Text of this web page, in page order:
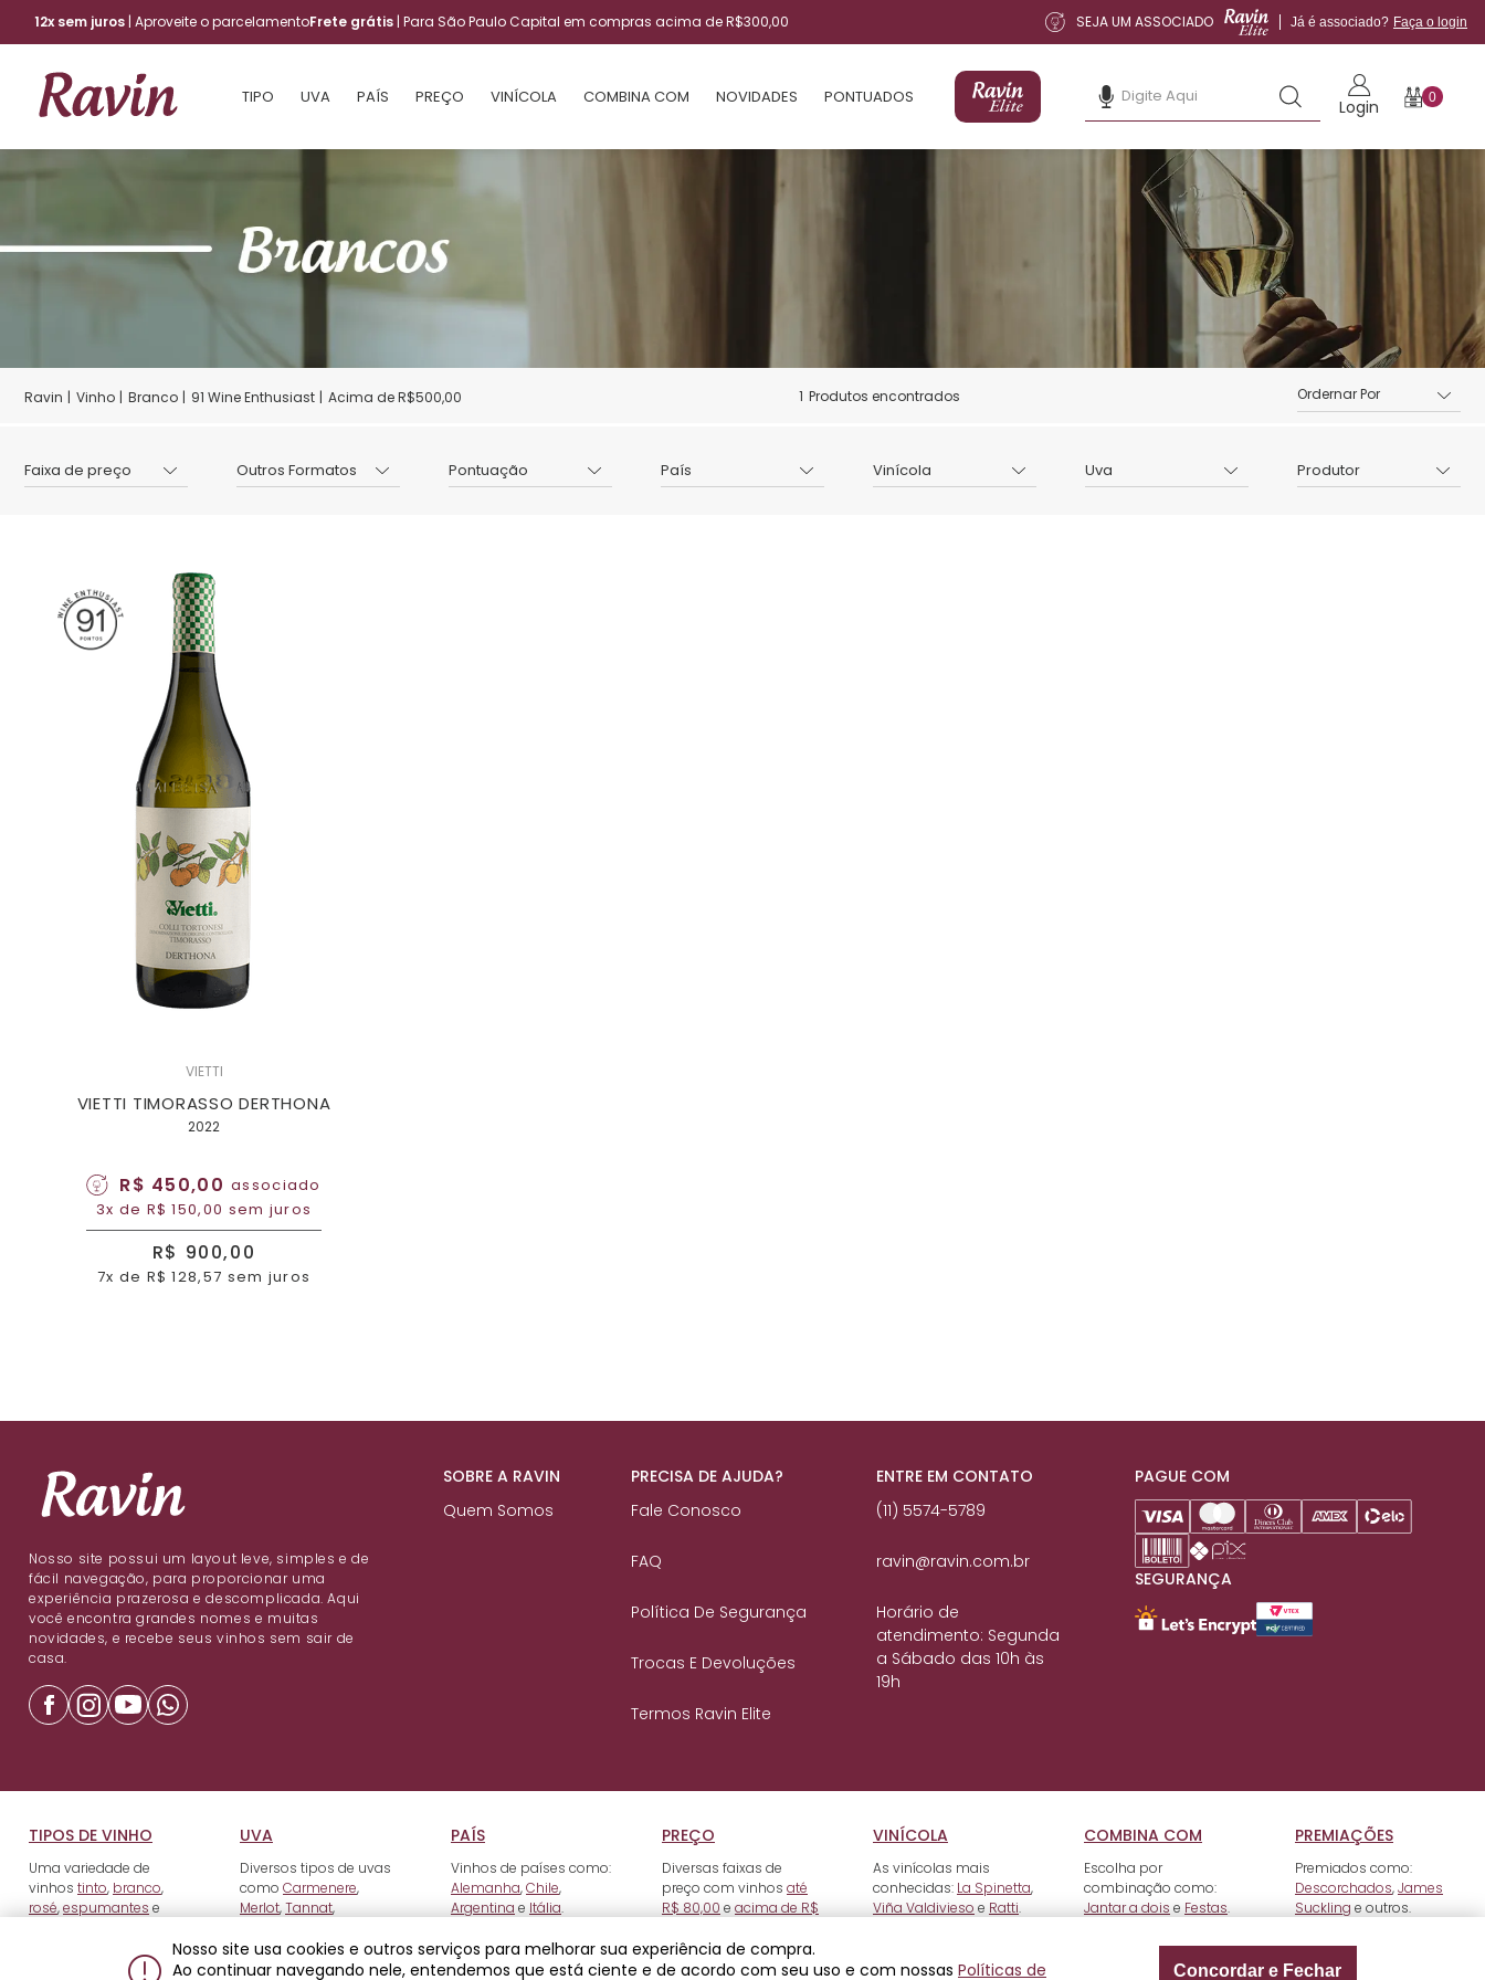
12x sem juros | Aproveite o parcelamentoFrete grátis | Para São Paulo Capital em compras acima de R$300,00 SEJA UM ASSOCIADO Já é associado? Faça o login
TIPO UVA PAÍS PREÇO VINÍCOLA COMBINA COM NOVIDADES PONTUADOS Login 0
Vinho Branco 91 Wine Enthusiast Acima de R$500,00 1 Produtos encontrados
Faixa de preço Outros Formatos Pontuação País Vinícola Uva Produtor
VIETTI
VIETTI TIMORASSO DERTHONA
2022
R$ 450,00 associado
3x de R$ 150,00 sem juros
R$ 900,00
7x de R$ 128,57 sem juros
Nosso site possui um layout leve, simples e de
fácil navegação, para proporcionar uma
experiência prazerosa e descomplicada. Aqui
você encontra grandes nomes e muitas
novidades, e recebe seus vinhos sem sair de
casa.
SOBRE A RAVIN
Quem Somos
PRECISA DE AJUDA?
Fale Conosco
FAQ
Política De Segurança
Trocas E Devoluções
Termos Ravin Elite
ENTRE EM CONTATO
(11) 5574-5789
ravin@ravin.com.br
Horário de
atendimento: Segunda
a Sábado das 10h às
19h
PAGUE COM
SEGURANÇA
TIPOS DE VINHO
Uma variedade de
vinhos tinto, branco,
rosé,espumantes e
UVA
Diversos tipos de uvas
como Carmenere,
Merlot,Tannat,
PAÍS
Vinhos de países como:
Alemanha,Chile,
Argentina e Itália.
PREÇO
Diversas faixas de
preço com vinhos até
R$ 80,00 e acima de R$
VINÍCOLA
As vinícolas mais
conhecidas: La Spinetta,
Viña Valdivieso e Ratti.
COMBINA COM
Escolha por
combinação como:
Jantar a dois e Festas.
PREMIAÇÕES
Premiados como:
Descorchados,James
Suckling e outros.
Nosso site usa cookies e outros serviços para melhorar sua experiência de compra.
Ao continuar navegando nele, entendemos que está ciente e de acordo com seu uso e com nossas Políticas de Concordar e Fechar